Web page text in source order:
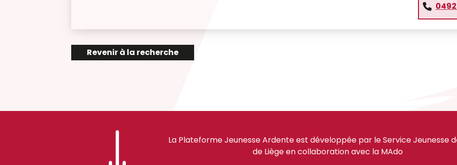
Revenir à la recherche
La Plateforme Jeunesse Ardente est développée par le Service Jeunesse
de Liège en collaboration avec la MAdo